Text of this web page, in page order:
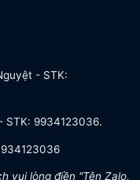
- STK:
STK: 9934123036.
vui lòng điền "Tên Zalo,